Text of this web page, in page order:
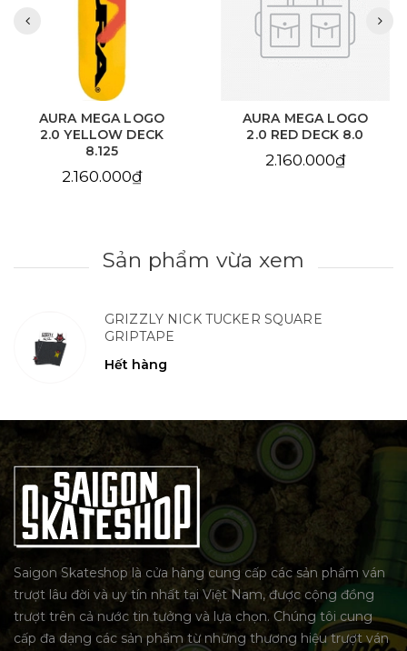
AURA MEGA LOGO
2.0 RED DECK 8.0
2.160.000₫
AURA CHAIN EYE
LOVE SKY BLUE DECK
8.125
Sản phẩm vừa xem
GRIZZLY NICK TUCKER SQUARE
GRIPTAPE
Hết hàng
Saigon Skateshop là cửa hàng cung cấp các sản phẩm ván
trượt lâu đời và uy tín nhất tại Việt Nam, được cộng đồng
trượt trên cả nước tin tưởng và lựa chọn. Chúng tôi cung
cấp đa dạng các sản phẩm từ những thương hiệu trượt ván